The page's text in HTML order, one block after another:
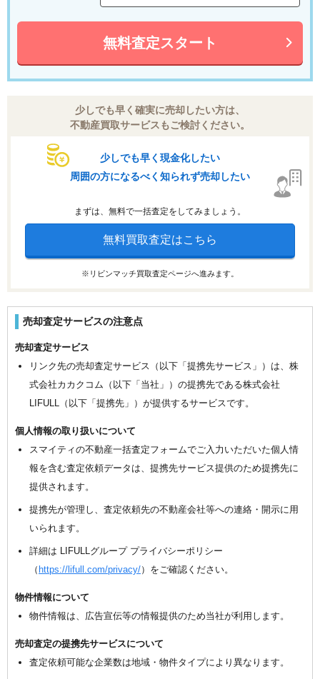
無料査定スタート
少しでも早く確実に売却したい方は、
不動産買取サービスもご検討ください。
少しでも早く現金化したい
周囲の方になるべく知られず売却したい
まずは、無料で一括査定をしてみましょう。
無料買取査定はこちら
※リビンマッチ買取査定ページへ進みます。
売却査定サービスの注意点
売却査定サービス
リンク先の売却査定サービス（以下「提携先サービス」）は、株
式会社カカクコム（以下「当社」）の提携先である株式会社
LIFULL（以下「提携先」）が提供するサービスです。
個人情報の取り扱いについて
スマイティの不動産一括査定フォームでご入力いただいた個人情
報を含む査定依頼データは、提携先サービス提供のため提携先に
提供されます。
提携先が管理し、査定依頼先の不動産会社等への連絡・開示に用
いられます。
詳細は LIFULLグループ プライバシーポリシー
（ https://lifull.com/privacy/）をご確認ください。
物件情報について
物件情報は、広告宣伝等の情報提供のため当社が利用します。
売却査定の提携先サービスについて
査定依頼可能な企業数は地域・物件タイプにより異なります。